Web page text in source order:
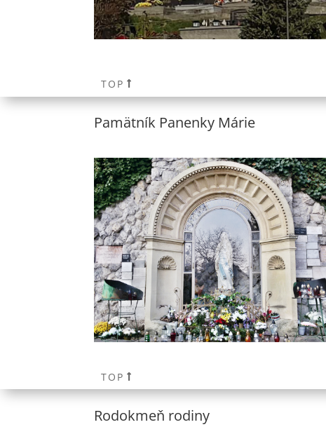
TOP
Pamätník Panenky Márie
TOP
Rodokmeň rodiny